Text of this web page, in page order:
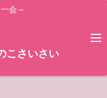
会～
こさいさい